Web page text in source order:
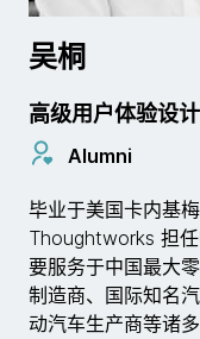
吴桐
高级用户体验设
Alumni
毕业于美国卡内基
Thoughtworks 担
要服务于中国最大
制造商、国际知名
动汽车生产商等诸